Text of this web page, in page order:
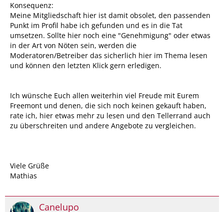
Konsequenz:
Meine Mitgliedschaft hier ist damit obsolet, den passenden
Punkt im Profil habe ich gefunden und es in die Tat
umsetzen. Sollte hier noch eine "Genehmigung" oder etwas
in der Art von Nöten sein, werden die
Moderatoren/Betreiber das sicherlich hier im Thema lesen
und können den letzten Klick gern erledigen.
Ich wünsche Euch allen weiterhin viel Freude mit Eurem
Freemont und denen, die sich noch keinen gekauft haben,
rate ich, hier etwas mehr zu lesen und den Tellerrand auch
zu überschreiten und andere Angebote zu vergleichen.
Viele Grüße
Mathias
Canelupo